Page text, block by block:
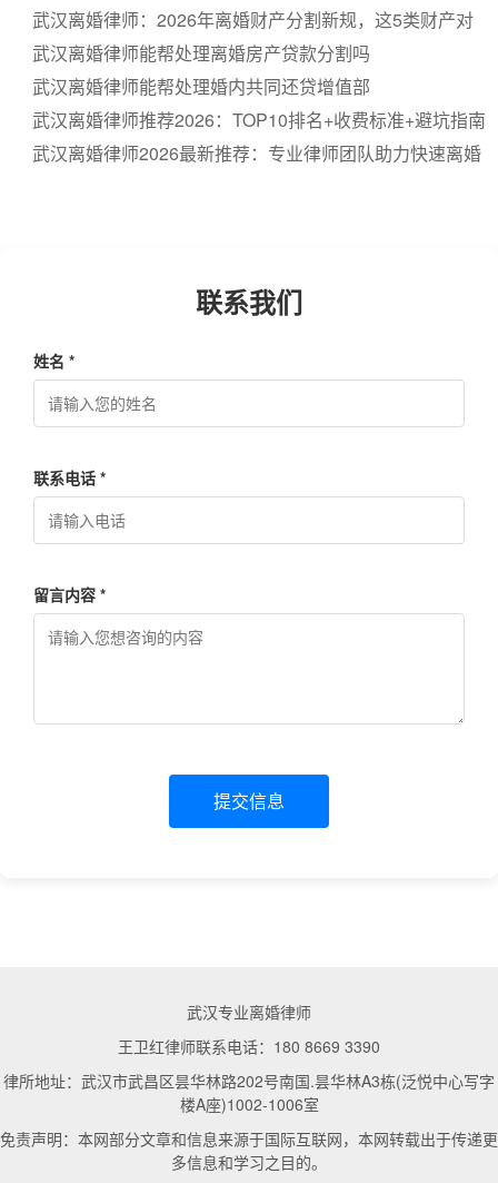
武汉离婚律师：2026年离婚财产分割新规，这5类财产对
方藏不住，你能多分50%！
武汉离婚律师能帮处理离婚房产贷款分割吗
武汉离婚律师能帮处理婚内共同还贷增值部
武汉离婚律师推荐2026：TOP10排名+收费标准+避坑指南
（最新整理）
武汉离婚律师2026最新推荐：专业律师团队助力快速离婚
联系我们
姓名 *
联系电话 *
留言内容 *
提交信息
武汉专业离婚律师
王卫红律师联系电话：180 8669 3390
律所地址：武汉市武昌区昙华林路202号南国.昙华林A3栋(泛悦中心写字
楼A座)1002-1006室
免责声明：本网部分文章和信息来源于国际互联网，本网转载出于传递更
多信息和学习之目的。